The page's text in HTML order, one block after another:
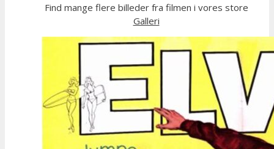
Find mange flere billeder fra filmen i vores store
Galleri